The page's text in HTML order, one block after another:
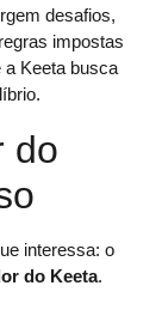
desafios,
impostas
a Keeta busca
do
interessa: o
do Keeta.